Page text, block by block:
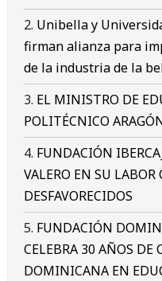
Unibella y
firman alianza para
de la industria de la
EL MINISTRO DE
POLITÉCNICO
FUNDACIÓN
VALERO EN SU LABOR
DESFAVORECIDOS
FUNDACIÓN
CELEBRA 30 AÑOS DE
DOMINICANA EN